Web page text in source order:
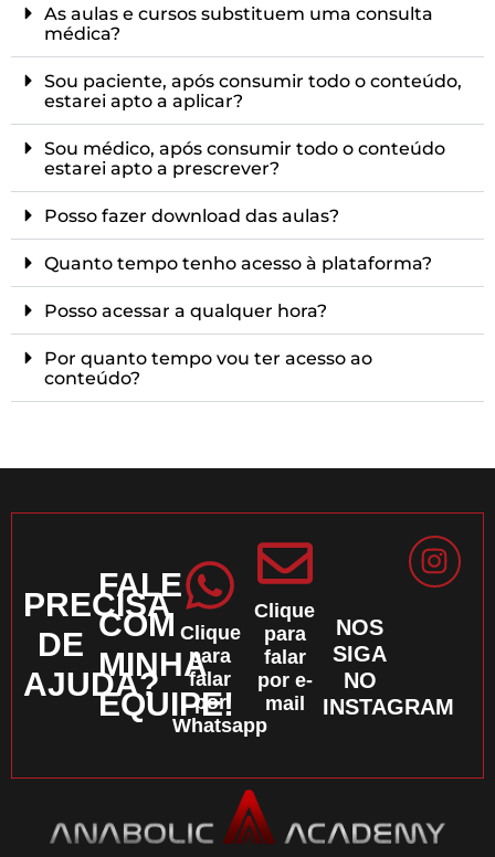
As aulas e cursos substituem uma consulta
médica?
Sou paciente, após consumir todo o conteúdo,
estarei apto a aplicar?
Sou médico, após consumir todo o conteúdo
estarei apto a prescrever?
Posso fazer download das aulas?
Quanto tempo tenho acesso à plataforma?
Posso acessar a qualquer hora?
Por quanto tempo vou ter acesso ao
conteúdo?
PRECISA
DE
AJUDA?
Clique
para
falar
por
Whatsapp
FALE
COM
MINHA
EQUIPE!
Clique
para
falar
por e-
mail
NOS
SIGA
NO
INSTAGRAM